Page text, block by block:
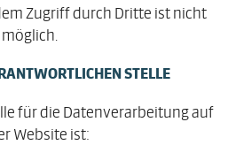
Zugriff durch Dritte ist nicht
möglich.
STELLE
für die Datenverarbeitung auf
Website ist: